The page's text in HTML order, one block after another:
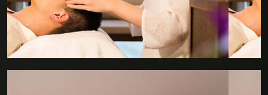
法。